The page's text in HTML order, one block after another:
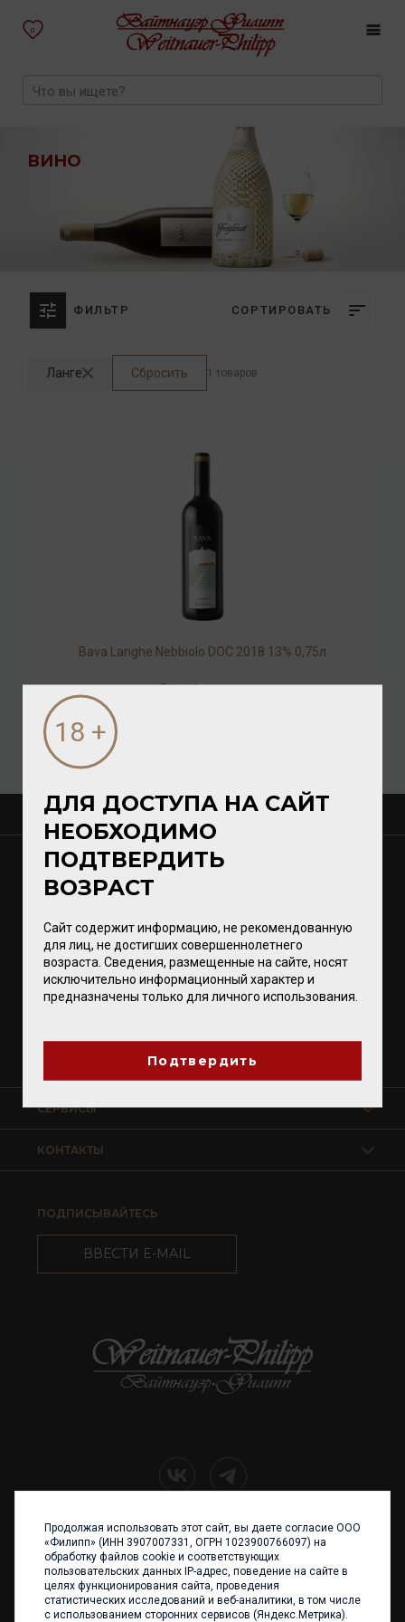
0
ВИНО
ФИЛЬТР СОРТИРОВАТЬ
Ланге Сбросить 1 товаров
Bava Langhe Nebbiolo DOC 2018 13% 0,75л
Вино/ красное
О КОМПАНИИ
МАГАЗИНЫ
Калининград
Зеленоградск
Гурьевск
КОНТАКТЫ
СЕРВИСЫ
ПОДПИСЫВАЙТЕСЬ
ВВЕСТИ E-MAIL
+7 (4012) 960 898
236017 Калининград,
ул. Каштановая аллея, 47
Телефон: +7 4012 960 898,
+7 4012 960 856
ДЛЯ ДОСТУПА НА САЙТ
НЕОБХОДИМО
ПОДТВЕРДИТЬ
ВОЗРАСТ
Сайт содержит информацию, не рекомендованную
для лиц, не достигших совершеннолетнего
возраста. Сведения, размещенные на сайте, носят
исключительно информационный характер и
предназначены только для личного использования.
Подтвердить
Продолжая использовать этот сайт, вы даете согласие ООО
«Филипп» (ИНН 3907007331, ОГРН 1023900766097) на
обработку файлов cookie и соответствующих
пользовательских данных IP-адрес, поведение на сайте в
целях функционирования сайта, проведения
статистических исследований и веб-аналитики, в том числе
с использованием сторонних сервисов (Яндекс.Метрика).